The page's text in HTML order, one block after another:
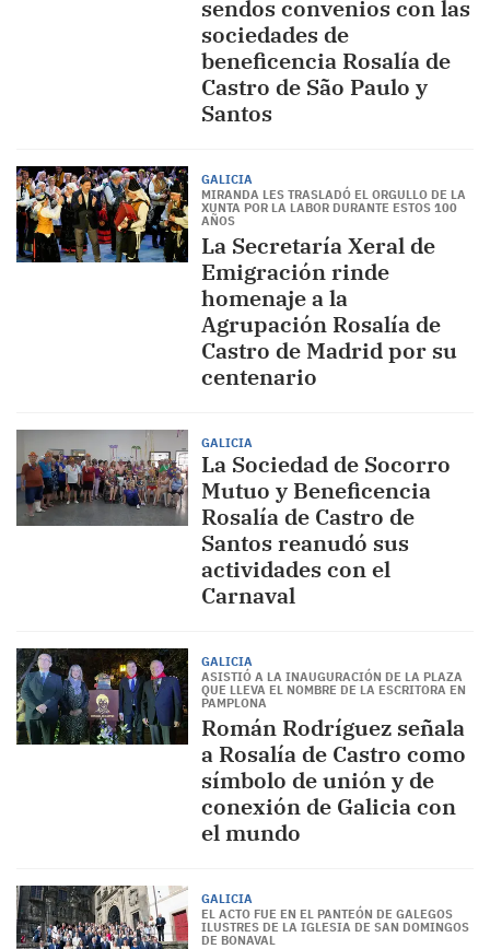
sendos convenios con las
sociedades de
beneficencia Rosalía de
Castro de São Paulo y
Santos
GALICIA
MIRANDA LES TRASLADÓ EL ORGULLO DE LA
XUNTA POR LA LABOR DURANTE ESTOS 100
AÑOS
La Secretaría Xeral de
Emigración rinde
homenaje a la
Agrupación Rosalía de
Castro de Madrid por su
centenario
GALICIA
La Sociedad de Socorro
Mutuo y Beneficencia
Rosalía de Castro de
Santos reanudó sus
actividades con el
Carnaval
GALICIA
ASISTIÓ A LA INAUGURACIÓN DE LA PLAZA
QUE LLEVA EL NOMBRE DE LA ESCRITORA EN
PAMPLONA
Román Rodríguez señala
a Rosalía de Castro como
símbolo de unión y de
conexión de Galicia con
el mundo
GALICIA
EL ACTO FUE EN EL PANTEÓN DE GALEGOS
ILUSTRES DE LA IGLESIA DE SAN DOMINGOS
DE BONAVAL